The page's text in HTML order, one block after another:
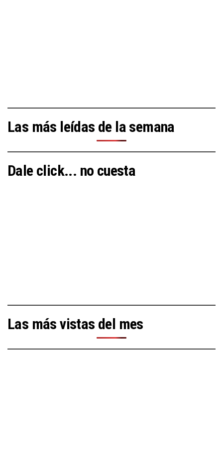
Las más leídas de la semana
Dale click... no cuesta
Las más vistas del mes